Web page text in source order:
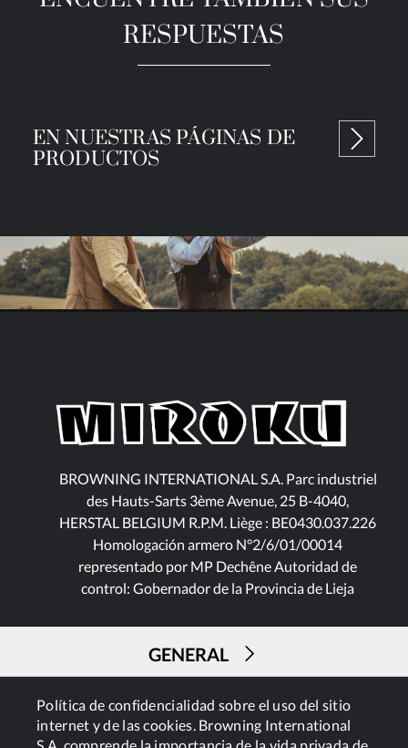
Política de confidencialidad sobre el uso del sitio
internet y de las cookies. Browning International
RESPUESTAS
EN NUESTRAS PÁGINAS DE
PRODUCTOS
BROWNING INTERNATIONAL S.A. Parc industriel
des Hauts-Sarts 3ème Avenue, 25 B-4040,
HERSTAL BELGIUM R.P.M. Liège : BE0430.037.226
Homologación armero N°2/6/01/00014
representado por MP Dechêne Autoridad de
control: Gobernador de la Provincia de Lieja
GENERAL
SERVICIOS